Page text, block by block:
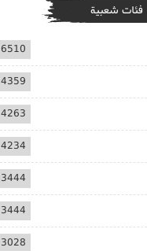
فئات شعبية
6510
4359
4263
4234
3444
3444
3028